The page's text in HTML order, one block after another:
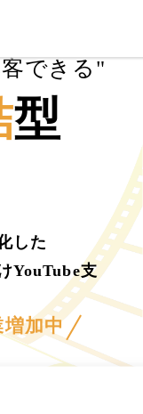
できる"
型
した
YouTube支
加中